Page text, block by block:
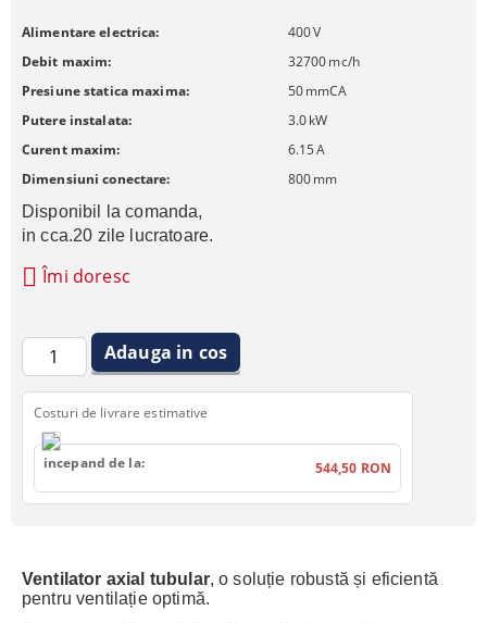
Ventilator axial tubular, o soluție robustă și eficientă
pentru ventilație optimă.
Alimentare electrica: 400V
Debit maxim:
32700mc/h
Presiune statica maxima:
50mmCA
Putere instalata:
3.0kW
Curent maxim:
6.15A
Dimensiuni conectare:
800mm
Disponibil la comanda,
in cca.20 zile lucratoare.
Îmi doresc
Costuri de livrare estimative
incepand de la: 544,50 RON